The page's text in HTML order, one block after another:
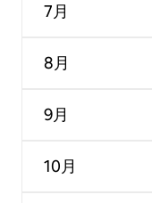
7月
8月
9月
10月